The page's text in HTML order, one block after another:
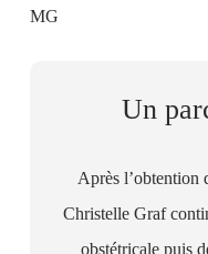
MG
Un
Après l’obtention
Christelle Graf
obstétricale puis